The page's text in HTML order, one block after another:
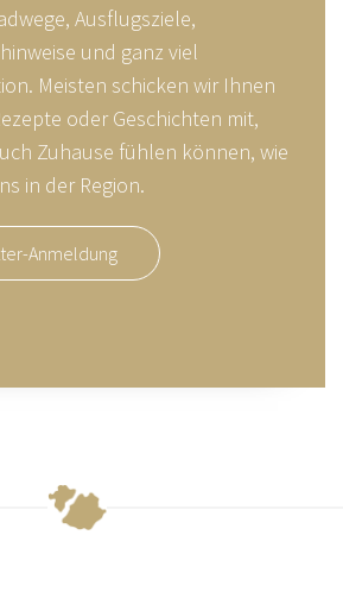
Ausflugsziele,
und ganz viel
Meisten schicken wir Ihnen
oder Geschichten mit,
Zuhause fühlen können, wie
in der Region.
Anmeldung